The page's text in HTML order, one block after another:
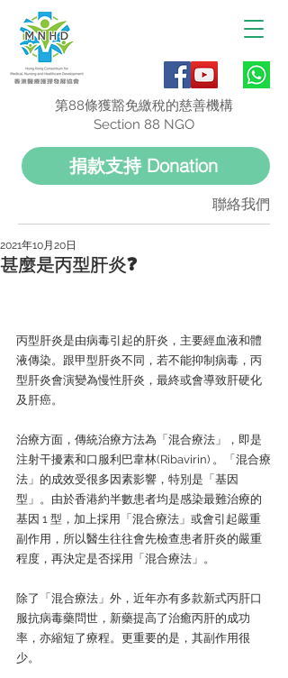
聯絡我們
捐款支持 Donation
第88條獲豁免繳稅的慈善機構
Section 88 NGO
甚麼是丙型肝炎❓
2021年10月20日
丙型肝炎是由病毒引起的肝炎，主要經血液和體
液傳染。跟甲型肝炎不同，若不能抑制病毒，丙
型肝炎會演變為慢性肝炎，最終或會導致肝硬化
及肝癌。
治療方面，傳統治療方法為「混合療法」，即是
注射干擾素和口服利巴韋林(Ribavirin) 。「混合療
法」的成效受很多因素影響，特別是「基因
型」。由於香港約半數患者均是感染最難治療的
基因 1 型，加上採用「混合療法」或會引起嚴重
副作用，所以醫生往往會先檢查患者肝炎的嚴重
程度，再決定是否採用「混合療法」。
除了「混合療法」外，近年亦有多款新式丙肝口
服抗病毒藥問世，新藥提高了治癒丙肝的成功
率，亦縮短了療程。更重要的是，其副作用很
少。